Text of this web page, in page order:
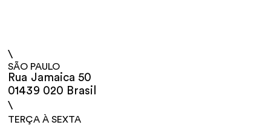
\
SÃO PAULO
Rua Jamaica 50
01439 020 Brasil
\
TERÇA À SEXTA